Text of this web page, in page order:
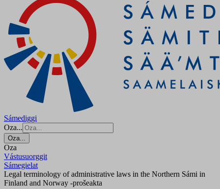
Sámediggi
Oza...
Oza...
Oza
Vástusuorggit
Sámegielat
Legal terminology of administrative laws in the Northern Sámi in
Finland and Norway -prošeakta